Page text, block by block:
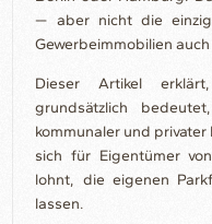
— aber nicht die
Gewerbeimmobilien
Dieser Artikel erklärt,
grundsätzlich
kommunaler und
sich für Eigentümer
lohnt, die eigenen
lassen.